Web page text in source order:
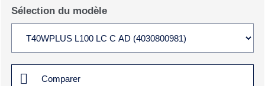
Sélection du modèle
Comparer